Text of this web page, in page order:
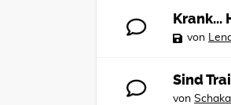
Krank...
von
Sind
von